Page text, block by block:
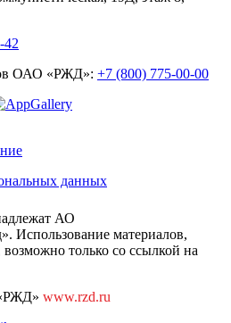
42
ОАО «РЖД»: +7 (800) 775-00-00
данных
АО
Использование материалов,
только со ссылкой на
www.rzd.ru